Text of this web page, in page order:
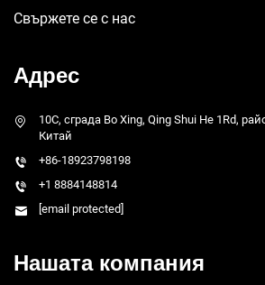
Свържете се с нас
Адрес
10C, сграда Bo Xing, Qing Shui He 1Rd,
Китай
+86-18923798198
+1 8884148814
[email protected]
Нашата компания